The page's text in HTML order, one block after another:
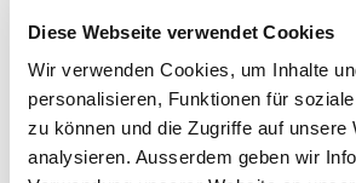
Diese Webseite verwendet Cookies
Wir verwenden Cookies, um Inhalte
personalisieren, Funktionen für
zu können und die Zugriffe auf unsere
analysieren. Ausserdem geben wir
Ulpu Pulkkinen
Spital Zollikerberg
Departement für Frauen-, Kinder-
Frauenklinik